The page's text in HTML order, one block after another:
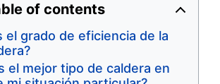
of contents
el grado de eficiencia de la
el mejor tipo de caldera en